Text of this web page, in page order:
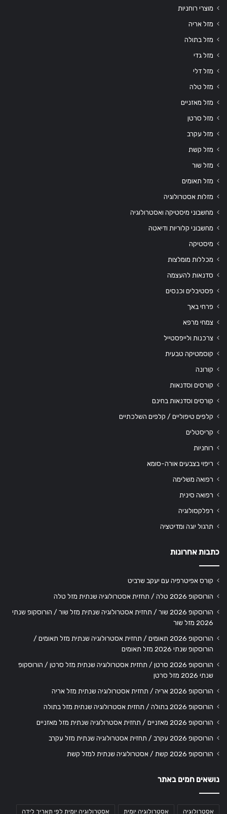
מוצרי רוחניות
מזל אריה
מזל בתולה
מזל גדי
מזל דלי
מזל טלה
מזל מאזניים
מזל סרטן
מזל עקרב
מזל קשת
מזל שור
מזל תאומים
מזלות אסטרולוגיה
מחשבוני מיסטיקה ואסטרולוגיה
מחשבוני קלוריות ודיאטה
מיסטיקה
מכללות מומלצות
סדנאות להעצמה
פסטיבלים וכנסים
פרחי באך
צמחי מרפא
צרכנות ולייפסטייל
קוסמטיקה טבעית
קורונה
קורסים וסדנאות
קורסים וסדנאות בחינם
קלפים טיפוליים / קלפים השלכתיים
קריסטלים
רוחניות
ריפוי בצבעים אורה-סומא
רפואה משלימה
רפואה סינית
רפלקסולוגיה
תרגול יוגה ומדיטציה
כתבות אחרונות
קורס אפיטרפיה עם יעקב שרביט
הורוסקופ 2026 טלה / תחזית אסטרולוגיה שנתית מזל טלה
הורוסקופ 2026 שור / תחזית אסטרולוגיה שנתית מזל שור / הורוסקופ שנתי
2026 מזל שור
הורוסקופ 2026 תאומים / תחזית אסטרולוגיה שנתית מזל תאומים /
הורוסקופ שנתי 2026 מזל תאומים
הורוסקופ 2026 סרטן / תחזית אסטרולוגיה שנתית מזל סרטן / הורוסקופ
שנתי 2026 מזל סרטן
הורוסקופ 2026 אריה / תחזית אסטרולוגיה שנתית מזל אריה
הורוסקופ 2026 בתולה / תחזית אסטרולוגיה שנתית מזל בתולה
הורוסקופ 2026 מאזניים / תחזית אסטרולוגיה שנתית מזל מאזניים
הורוסקופ 2026 עקרב / תחזית אסטרולוגיה שנתית מזל עקרב
הורוסקופ 2026 קשת / אסטרולוגיה שנתית למזל קשת
נושאים חמים באתר
אסטרולוגיה אסטרולוגיה יומית אסטרולוגיה יומית לפי תאריך לידה